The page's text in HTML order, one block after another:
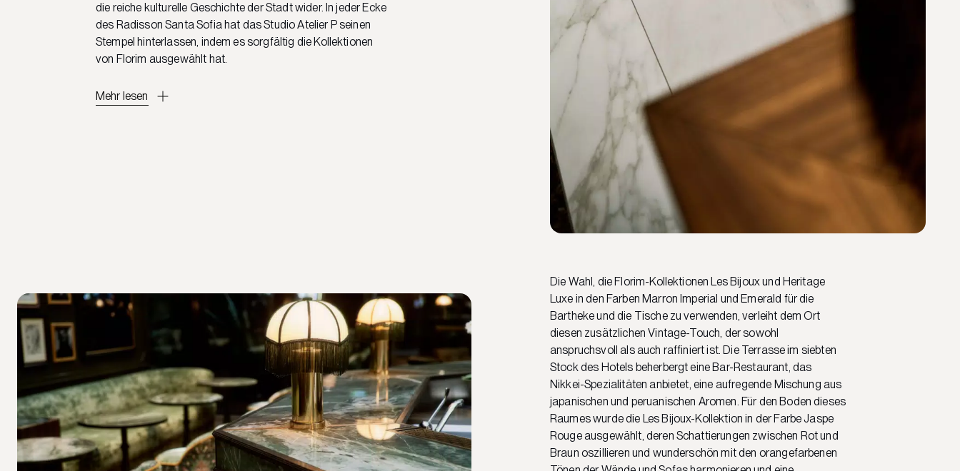
die reiche kulturelle Geschichte der Stadt wider. In jeder Ecke
des Radisson Santa Sofia hat das Studio Atelier P seinen
Stempel hinterlassen, indem es sorgfältig die Kollektionen
von Florim ausgewählt hat.
Mehr lesen
Die Wahl, die Florim-Kollektionen Les Bijoux und Heritage
Luxe in den Farben Marron Imperial und Emerald für die
Bartheke und die Tische zu verwenden, verleiht dem Ort
diesen zusätzlichen Vintage-Touch, der sowohl
anspruchsvoll als auch raffiniert ist. Die Terrasse im siebten
Stock des Hotels beherbergt eine Bar-Restaurant, das
Nikkei-Spezialitäten anbietet, eine aufregende Mischung aus
japanischen und peruanischen Aromen. Für den Boden dieses
Raumes wurde die Les Bijoux-Kollektion in der Farbe Jaspe
Rouge ausgewählt, deren Schattierungen zwischen Rot und
Braun oszillieren und wunderschön mit den orangefarbenen